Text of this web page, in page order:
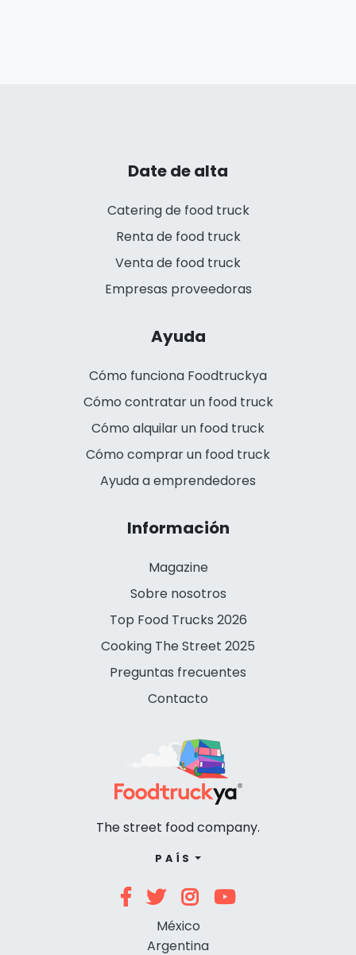
Date de alta
Catering de food truck
Renta de food truck
Venta de food truck
Empresas proveedoras
Ayuda
Cómo funciona Foodtruckya
Cómo contratar un food truck
Cómo alquilar un food truck
Cómo comprar un food truck
Ayuda a emprendedores
Información
Magazine
Sobre nosotros
Top Food Trucks 2026
Cooking The Street 2025
Preguntas frecuentes
Contacto
The street food company.
PAÍS
México
Argentina